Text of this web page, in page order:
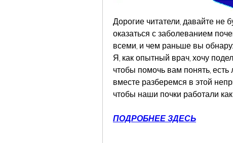
Дорогие читатели, давайте не
оказаться с заболеванием
всеми, и чем раньше вы
Я, как опытный врач, хочу
чтобы помочь вам понять,
вместе разберемся в этой
чтобы наши почки работали
ПОДРОБНЕЕ ЗДЕСЬ